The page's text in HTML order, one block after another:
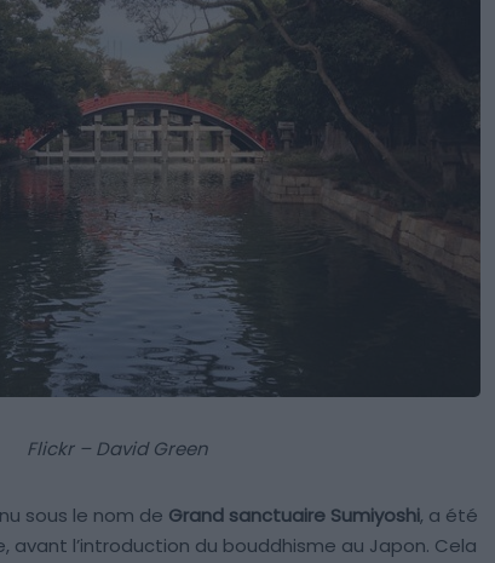
Flickr – David Green
sous le nom de Grand sanctuaire Sumiyoshi, a été
l’introduction du bouddhisme au Japon. Cela